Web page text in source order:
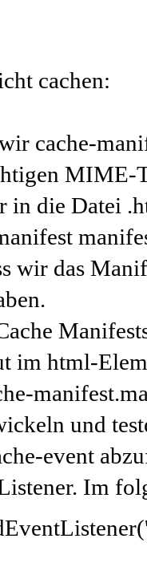
cachen:
cache-
MIME-
in die Datei
wir das
im html-
und
event
Im